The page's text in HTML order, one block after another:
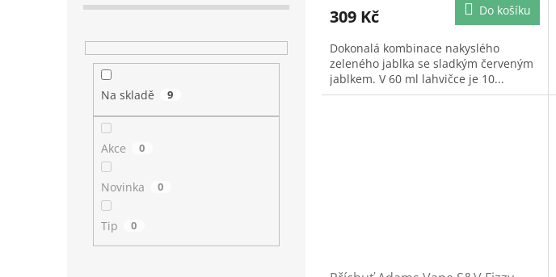
Na skladě 9
Akce 0
Novinka 0
Tip 0
309 Kč Do košíku
Dokonalá kombinace nakyslého
zeleného jablka se sladkým červeným
jablkem. V 60 ml lahvičce je 10...